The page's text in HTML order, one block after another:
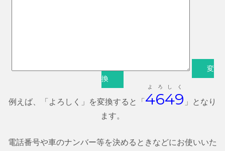
変
換
例えば、「よろしく」を変換すると「4
よ
6
ろ
4
し
9
く
」となり
ます。
電話番号や車のナンバー等を決めるときなどにお使いいた